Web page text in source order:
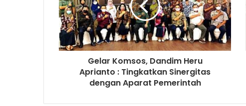
Gelar Komsos, Dandim Heru
Aprianto : Tingkatkan Sinergitas
dengan Aparat Pemerintah